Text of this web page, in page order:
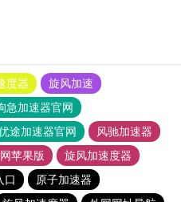
度器
旋风加速
急加速器官网
途加速器官网
风驰加速器
苹果版
旋风加速度器
口
原子加速器